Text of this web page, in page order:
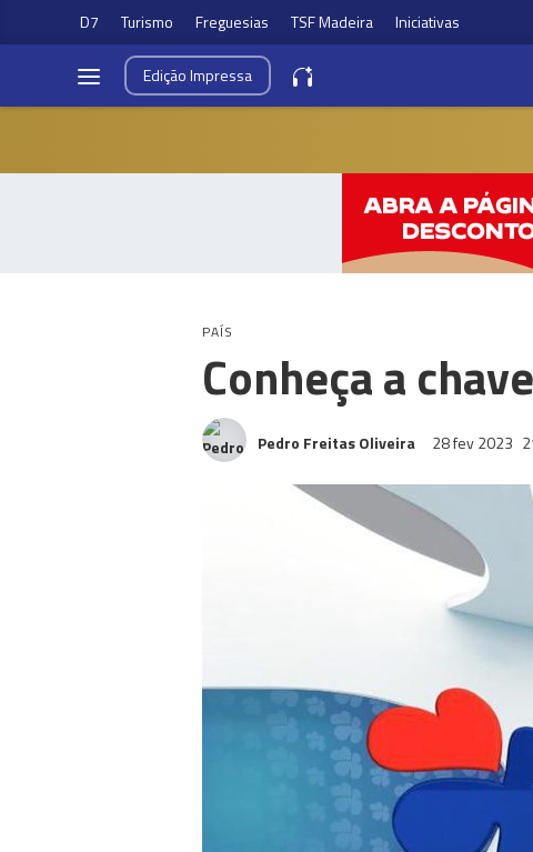
D7 Turismo Freguesias TSF Madeira Iniciativas
EdiçãoImpressa
PAÍS
Conheça a
Pedro Freitas Oliveira 28 fev 2023